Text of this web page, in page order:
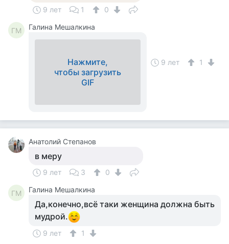
9 лет 1 0
ГМ Галина Мешалкина
Нажмите,
чтобы загрузить
GIF
9 лет 1
Анатолий Степанов
в меру
9 лет 3 0
ГМ Галина Мешалкина
Да,конечно,всё таки женщина должна быть
мудрой.
9 лет
1